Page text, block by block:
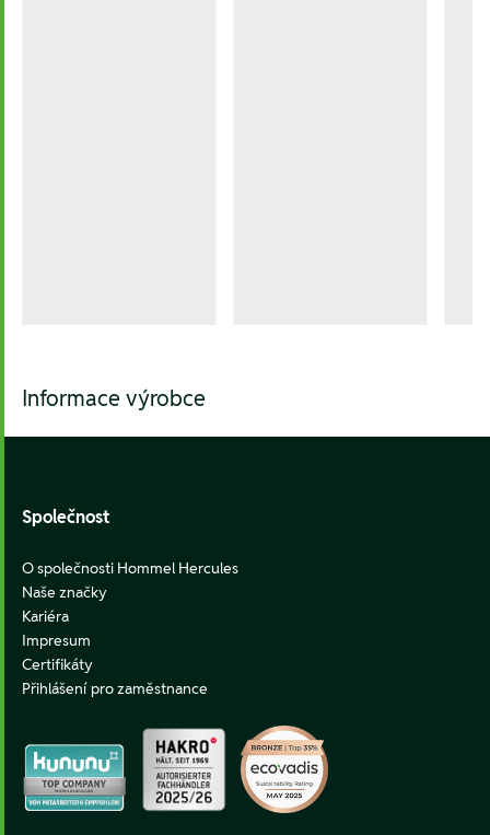
Informace výrobce
Společnost
O společnosti Hommel Hercules
Naše značky
Kariéra
Impresum
Certifikáty
Přihlášení pro zaměstnance